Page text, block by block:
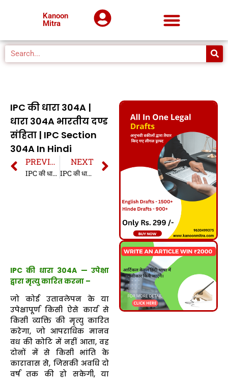
Kanoon
Mitra
IPC की धारा 304A |
धारा 304A भारतीय दण्ड
संहिता | IPC Section
304A In Hindi
PREVIOUS
IPC की धारा 304 | धारा 304 भारतीय दण्ड संहिता | IPC Section 304 In Hindi
NEXT
IPC की धारा 304B | धारा 304B भारतीय दण्ड संहिता | IPC Section 304B In Hindi
IPC की धारा 304A — उपेक्षा
द्वारा मृत्यु कारित करना –
जो कोई उतावलेपन के या
उपेक्षापूर्ण किसी ऐसे कार्य से
किसी व्यक्ति की मृत्यु कारित
करेगा, जो आपराधिक मानव
वध की कोटि में नहीं आता, वह
दोनों में से किसी भांति के
कारावास से, जिसकी अवधि दो
वर्ष तक की हो सकेगी, या